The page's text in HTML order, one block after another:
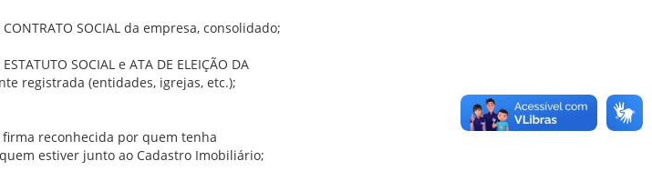
SOCIAL da empresa, consolidado;
SOCIAL e ATA DE ELEIÇÃO DA
registrada (entidades, igrejas, etc.);
firma reconhecida por quem tenha
estiver junto ao Cadastro Imobiliário;